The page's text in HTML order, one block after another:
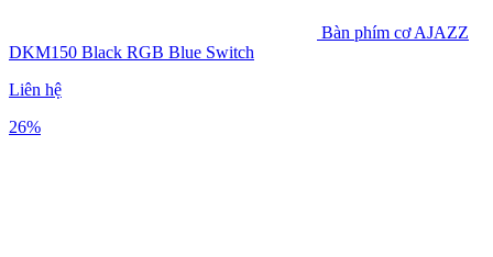
Bàn phím cơ AJAZZ
DKM150 Black RGB Blue Switch
Liên hệ
26%